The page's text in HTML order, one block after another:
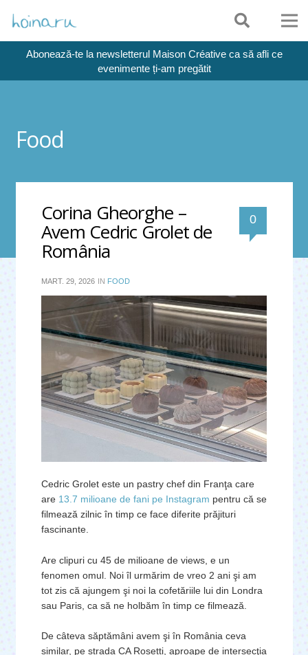
Abonează-te la newsletterul Maison Créative ca să afli ce
evenimente ți-am pregătit
Food
Corina Gheorghe –
Avem Cedric Grolet de
România
0
MART. 29, 2026 IN FOOD
Cedric Grolet este un pastry chef din Franţa care
are 13.7 milioane de fani pe Instagram pentru că se
filmează zilnic în timp ce face diferite prăjituri
fascinante.
Are clipuri cu 45 de milioane de views, e un
fenomen omul. Noi îl urmărim de vreo 2 ani şi am
tot zis că ajungem şi noi la cofetăriile lui din Londra
sau Paris, ca să ne holbăm în timp ce filmează.
De câteva săptămâni avem şi în România ceva
similar, pe strada CA Rosetti, aproape de intersecţia